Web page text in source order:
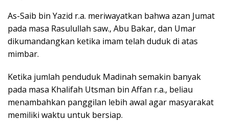
As-Saib bin Yazid r.a. meriwayatkan bahwa azan Jumat
pada masa Rasulullah saw., Abu Bakar, dan Umar
dikumandangkan ketika imam telah duduk di atas
mimbar.
Ketika jumlah penduduk Madinah semakin banyak
pada masa Khalifah Utsman bin Affan r.a., beliau
menambahkan panggilan lebih awal agar masyarakat
memiliki waktu untuk bersiap.